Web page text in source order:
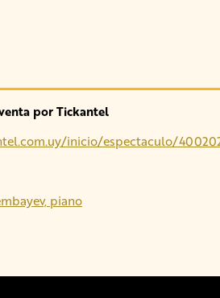
por Tickantel
inicio/espectaculo/
piano